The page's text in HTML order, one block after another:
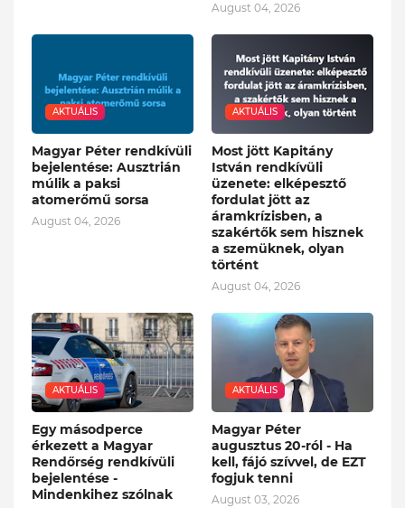
August 04, 2026
AKTUÁLIS
Magyar Péter rendkívüli
bejelentése: Ausztrián
múlik a paksi
atomerőmű sorsa
August 04, 2026
AKTUÁLIS
Most jött Kapitány
István rendkívüli
üzenete: elképesztő
fordulat jött az
áramkrízisben, a
szakértők sem hisznek
a szemüknek, olyan
történt
August 04, 2026
AKTUÁLIS
Egy másodperce
érkezett a Magyar
Rendőrség rendkívüli
bejelentése -
Mindenkihez szólnak
AKTUÁLIS
Magyar Péter
augusztus 20-ról - Ha
kell, fájó szívvel, de EZT
fogjuk tenni
August 03, 2026